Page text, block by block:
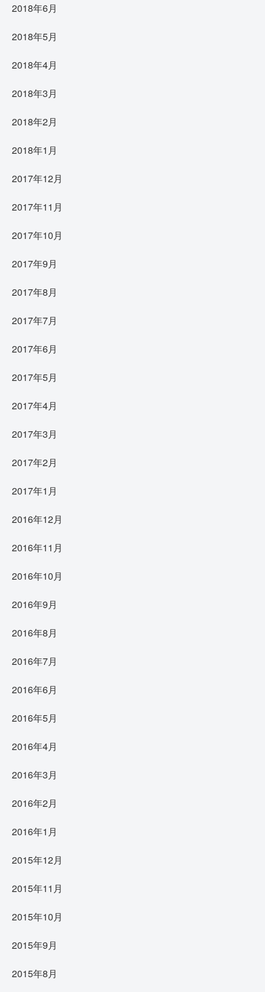
2018年6月
2018年5月
2018年4月
2018年3月
2018年2月
2018年1月
2017年12月
2017年11月
2017年10月
2017年9月
2017年8月
2017年7月
2017年6月
2017年5月
2017年4月
2017年3月
2017年2月
2017年1月
2016年12月
2016年11月
2016年10月
2016年9月
2016年8月
2016年7月
2016年6月
2016年5月
2016年4月
2016年3月
2016年2月
2016年1月
2015年12月
2015年11月
2015年10月
2015年9月
2015年8月